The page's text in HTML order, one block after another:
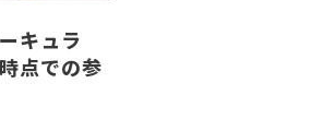
キュラ
点での参